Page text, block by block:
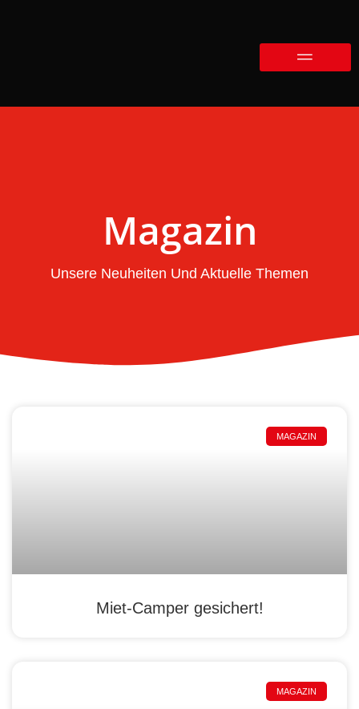
Magazin
Unsere Neuheiten Und Aktuelle Themen
MAGAZIN
Miet-Camper gesichert!
MAGAZIN